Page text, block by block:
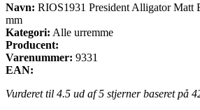
Navn: RIOS1931 President Alligator Matt
mm
Kategori: Alle urremme
Producent:
Varenummer: 9331
EAN:
Vurderet til 4.5 ud af 5 stjerner baseret på